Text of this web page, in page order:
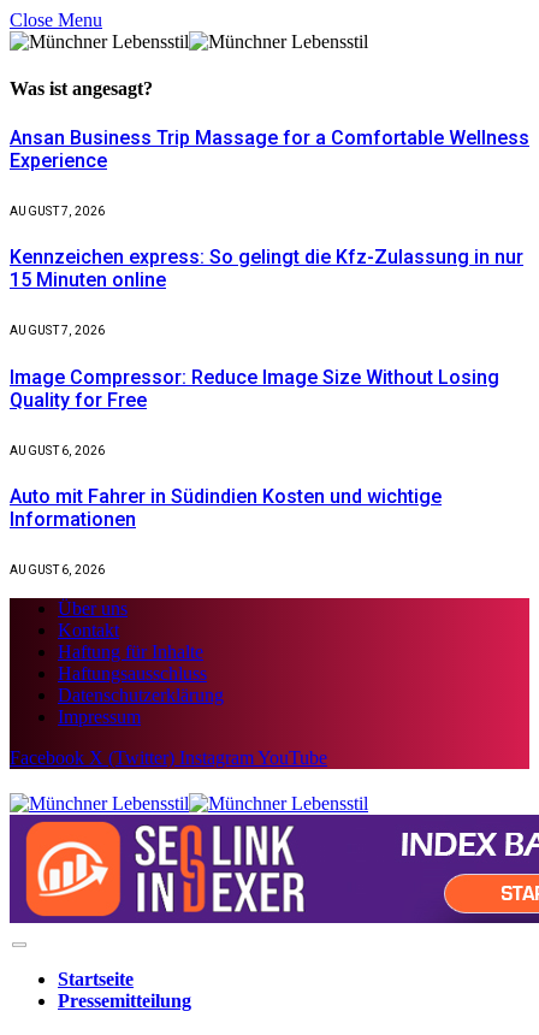
Close Menu
Was ist angesagt?
Ansan Business Trip Massage for a Comfortable Wellness
Experience
AUGUST 7, 2026
Kennzeichen express: So gelingt die Kfz-Zulassung in nur
15 Minuten online
AUGUST 7, 2026
Image Compressor: Reduce Image Size Without Losing
Quality for Free
AUGUST 6, 2026
Auto mit Fahrer in Südindien Kosten und wichtige
Informationen
AUGUST 6, 2026
Über uns
Kontakt
Haftung für Inhalte
Haftungsausschluss
Datenschutzerklärung
Impressum
Facebook X (Twitter) InstagramYouTube
Startseite
Pressemitteilung